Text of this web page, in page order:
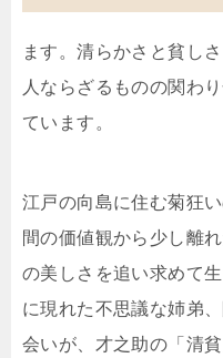
ます。清らかさと貧し
人ならざるものの関わ
ています。
江戸の向島に住む菊狂
間の価値観から少し離
の美しさを追い求めて
に現れた不思議な姉弟
会いが、才之助の「清